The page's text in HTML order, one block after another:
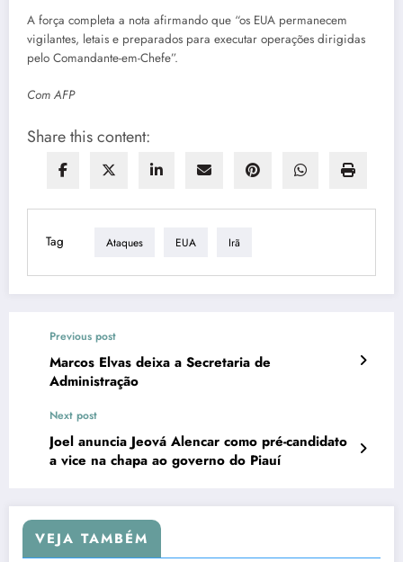
A força completa a nota afirmando que “os EUA permanecem
vigilantes, letais e preparados para executar operações dirigidas
pelo Comandante-em-Chefe”.
Com AFP
Share this content:
Tag Ataques EUA Irã
Previous post
Marcos Elvas deixa a Secretaria de
Administração
Next post
Joel anuncia Jeová Alencar como pré-candidato
a vice na chapa ao governo do Piauí
VEJA TAMBÉM